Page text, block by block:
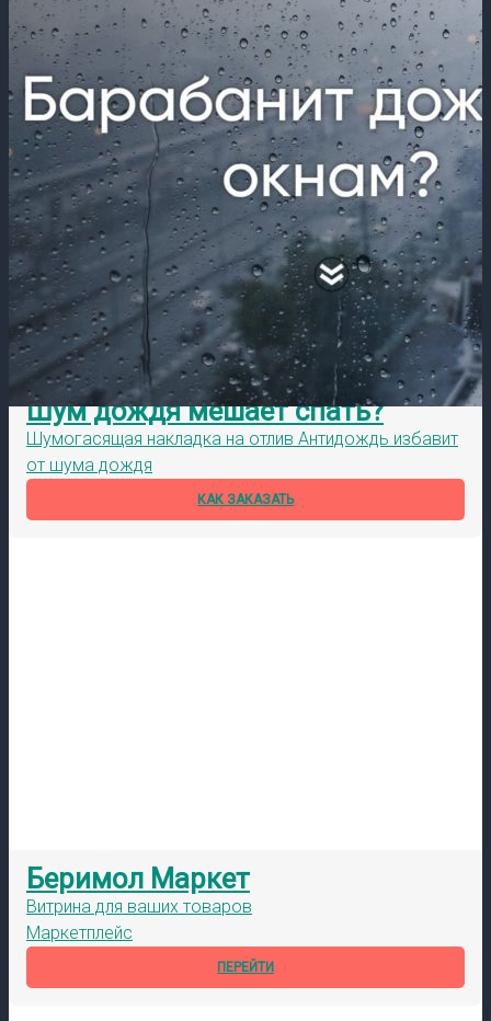
Шум дождя мешает спать?
Шумогасящая накладка на отлив Антидождь избавит
от шума дождя
КАК ЗАКАЗАТЬ
Беримол Маркет
Витрина для ваших товаров
Маркетплейс
ПЕРЕЙТИ